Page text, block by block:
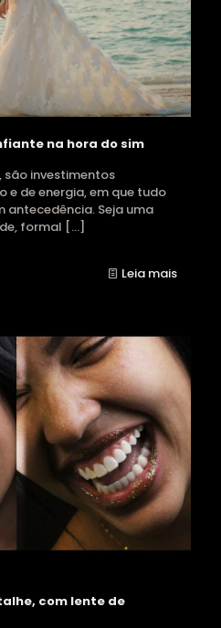
na hora do sim
são investimentos
e de energia, em que tudo
antecedência. Seja uma
formal […]
Leia mais
com lente de